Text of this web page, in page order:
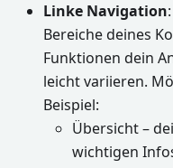
Linke Navigation
Bereiche deines
Funktionen dein
leicht variieren.
Beispiel:
Übersicht –
wichtigen